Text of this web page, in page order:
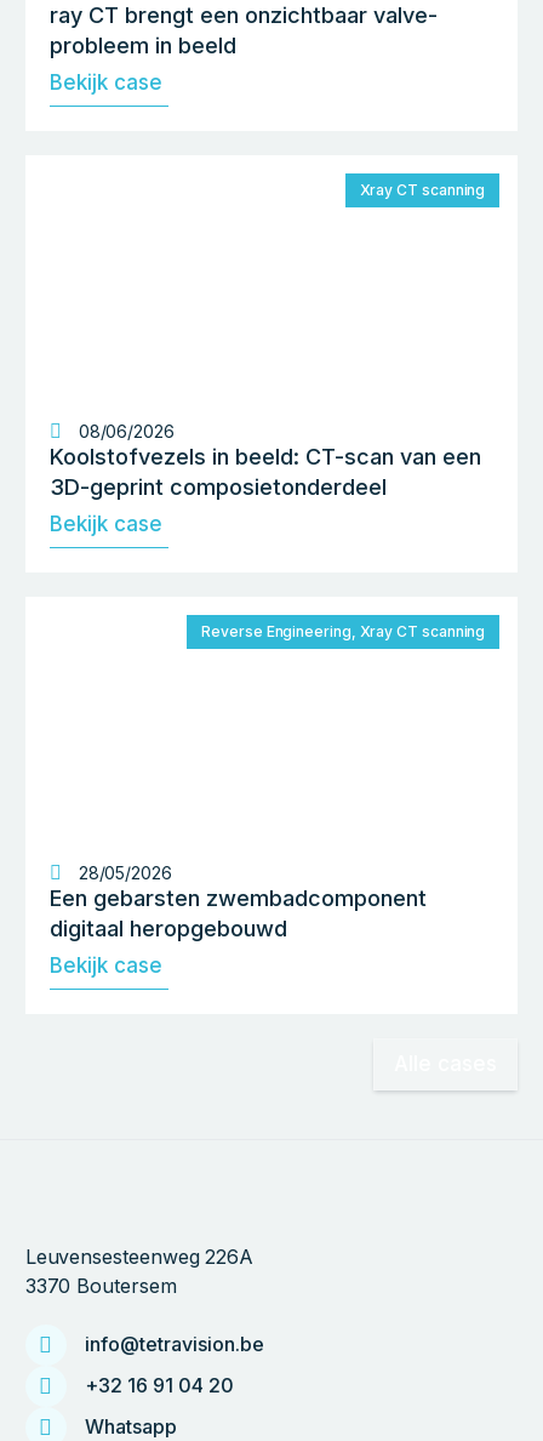
ray CT brengt een onzichtbaar valve-
probleem in beeld
Bekijk case
08/06/2026
Koolstofvezels in beeld: CT-scan van een
3D-geprint composietonderdeel
Bekijk case
Xray CT scanning
28/05/2026
Een gebarsten zwembadcomponent
digitaal heropgebouwd
Bekijk case
Reverse Engineering Xray CT scanning
Leuvensesteenweg 226A
3370 Boutersem
info@tetravision.be
+32 16 91 04 20
Whatsapp